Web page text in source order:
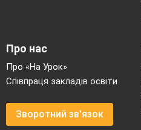
Про нас
Про «На Урок»
Співпраця закладів освіти
Зворотний зв'язок